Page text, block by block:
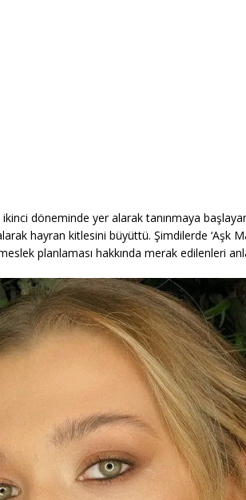
ikinci döneminde yer alarak tanınmaya
hayran kitlesini büyüttü. Şimdilerde ‘Aşk
planlaması hakkında merak edilenleri